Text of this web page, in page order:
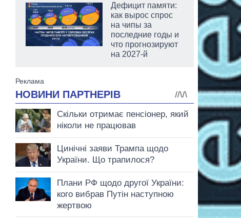
Дефицит памяти:
как вырос спрос
на чипы за
последние годы и
что прогнозируют
на 2027-й